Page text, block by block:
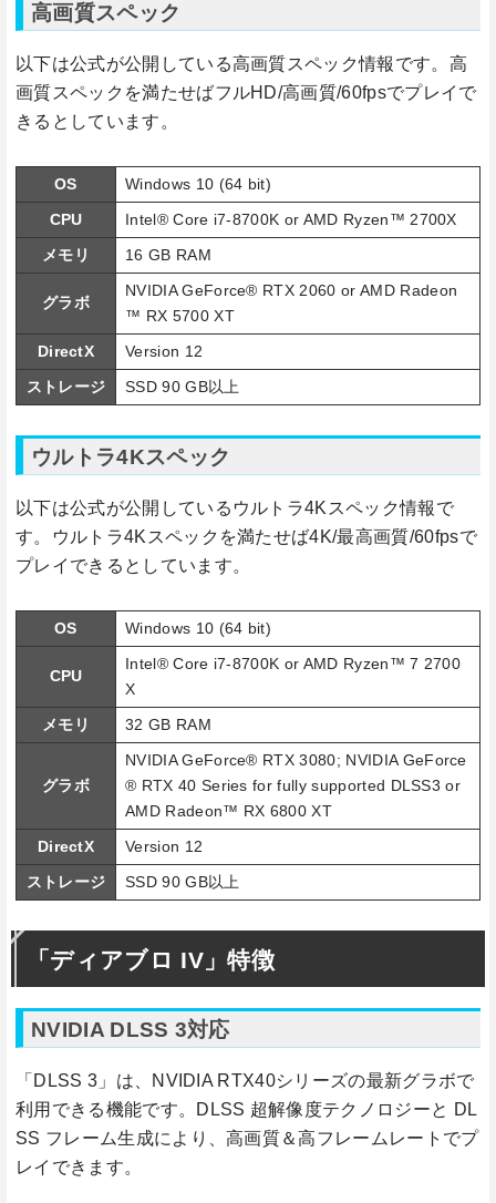
高画質スペック
以下は公式が公開している高画質スペック情報です。高
画質スペックを満たせばフルHD/高画質/60fpsでプレイで
きるとしています。
OS
Windows 10 (64 bit)
CPU
Intel® Core i7-8700K or AMD Ryzen™ 2700X
メモリ
16 GB RAM
グラボ
NVIDIA GeForce® RTX 2060 or AMD Radeon
™ RX 5700 XT
DirectX
Version 12
ストレージ
SSD 90 GB以上
ウルトラ4Kスペック
以下は公式が公開しているウルトラ4Kスペック情報で
す。ウルトラ4Kスペックを満たせば4K/最高画質/60fpsで
プレイできるとしています。
OS Windows 10 (64 bit)
CPU
Intel® Core i7-8700K or AMD Ryzen™ 7 2700
X
メモリ
32 GB RAM
グラボ
NVIDIA GeForce® RTX 3080; NVIDIA GeForce
® RTX 40 Series for fully supported DLSS3 or
AMD Radeon™ RX 6800 XT
DirectX
Version 12
ストレージ
SSD 90 GB以上
「ディアブロ IV」特徴
NVIDIA DLSS 3対応
「DLSS 3」は、NVIDIA RTX40シリーズの最新グラボで
利用できる機能です。DLSS 超解像度テクノロジーと DL
SS フレーム生成により、高画質＆高フレームレートでプ
レイできます。